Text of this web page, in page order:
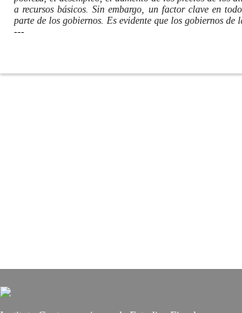
a recursos básicos. Sin embargo, un factor clave en
parte de los gobiernos. Es evidente que los gobiernos de
---